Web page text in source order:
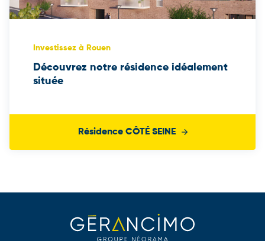
Investissez à Rouen
Découvrez notre résidence idéalement
située
Résidence CÔTÉ SEINE